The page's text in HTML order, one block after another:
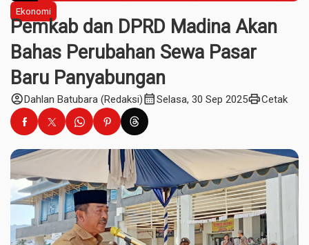
Ekonomi
Pemkab dan DPRD Madina Akan
Bahas Perubahan Sewa Pasar
Baru Panyabungan
account_circleDahlan Batubara (Redaksi)calendar_monthSelasa, 30 Sep 2025printCetak